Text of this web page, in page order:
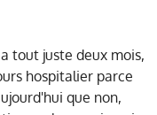
tout juste deux mois,
hospitalier parce
que non,